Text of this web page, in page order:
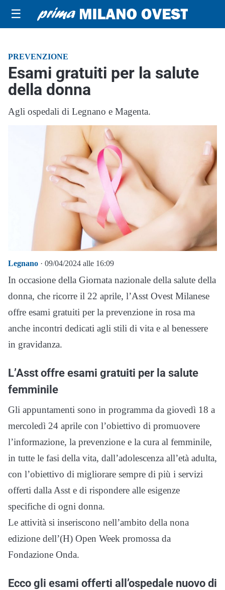
☰
PREVENZIONE
Esami gratuiti per la salute
della donna
Agli ospedali di Legnano e Magenta.
Legnano · 09/04/2024 alle 16:09
In occasione della Giornata nazionale della salute della
donna, che ricorre il 22 aprile, l’Asst Ovest Milanese
offre esami gratuiti per la prevenzione in rosa ma
anche incontri dedicati agli stili di vita e al benessere
in gravidanza.
L’Asst offre esami gratuiti per la salute
femminile
Gli appuntamenti sono in programma da giovedì 18 a
mercoledì 24 aprile con l’obiettivo di promuovere
l’informazione, la prevenzione e la cura al femminile,
in tutte le fasi della vita, dall’adolescenza all’età adulta,
con l’obiettivo di migliorare sempre di più i servizi
offerti dalla Asst e di rispondere alle esigenze
specifiche di ogni donna.
Le attività si inseriscono nell’ambito della nona
edizione dell’(H) Open Week promossa da
Fondazione Onda.
Ecco gli esami offerti all’ospedale nuovo di